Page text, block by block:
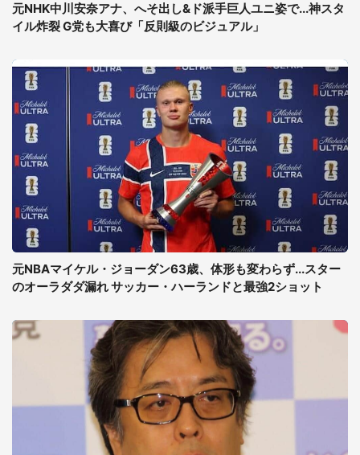
元NHK中川安奈アナ、へそ出し&ド派手巨人ユニ姿で...神スタ
イル炸裂 G党も大喜び「反則級のビジュアル」
元NBAマイケル・ジョーダン63歳、体形も変わらず...スター
のオーラダダ漏れ サッカー・ハーランドと最強2ショット